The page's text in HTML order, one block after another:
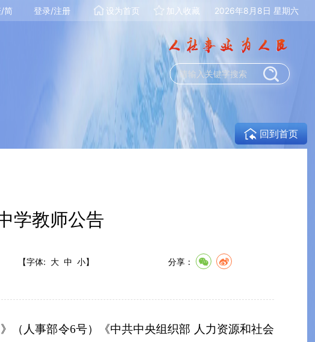
2026年8月8日 星期六
加入收藏
设为首页
登录/注册
简
回到首页
学教师公告
【字体: 大 中 小】 分享：
（ 人事部令6号） 《中共中央组织部 人力资源和社会